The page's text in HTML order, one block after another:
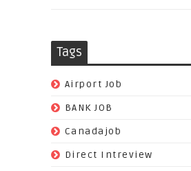
Tags
Airport Job
BANK JOB
Canadajob
Direct Intreview